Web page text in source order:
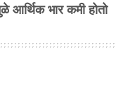
आर्थिक भार कमी होतो